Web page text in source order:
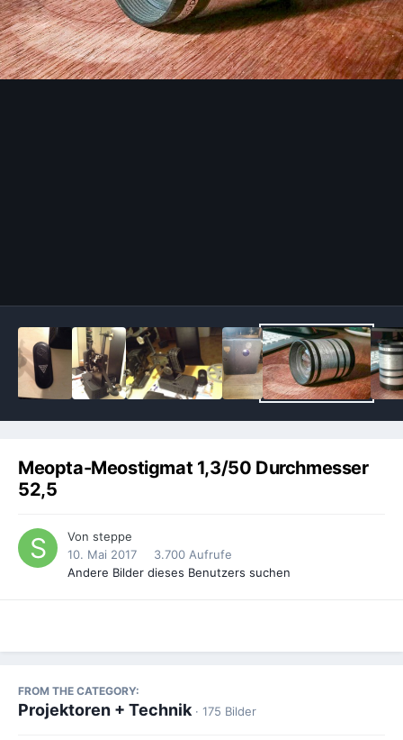
Meopta-Meostigmat 1,3/50 Durchmesser
52,5
Von steppe
10. Mai 2017
3.700 Aufrufe
Andere Bilder dieses Benutzers suchen
FROM THE CATEGORY:
Projektoren + Technik · 175 Bilder